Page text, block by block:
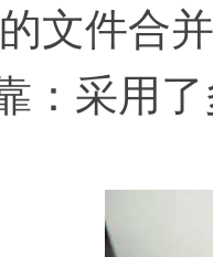
文件合
采用了